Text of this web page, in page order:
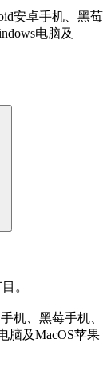
安卓手机、黑莓
电脑及
。
机、黑莓手机、
脑及MacOS苹果